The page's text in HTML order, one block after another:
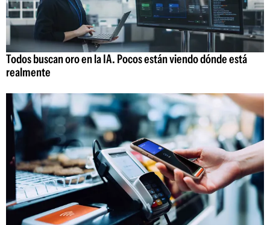
Todos buscan oro en la IA. Pocos están viendo dónde está
realmente